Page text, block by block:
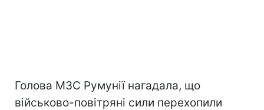
Голова МЗС Румунії нагадала, що
військово-повітряні сили перехопили